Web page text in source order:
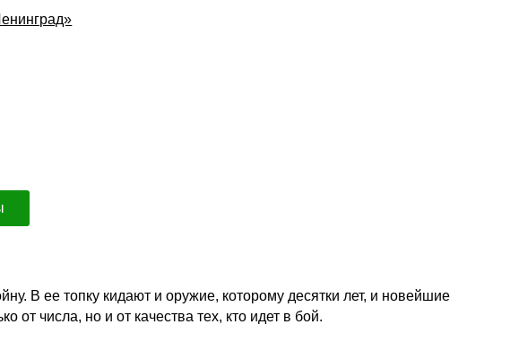
В ее топку кидают и оружие, которому десятки лет, и новейшие
от числа, но и от качества тех, кто идет в бой.